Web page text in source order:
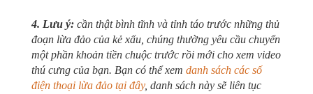
4. Lưu ý: cần thật bình tĩnh và tỉnh táo trước những thủ
đoạn lừa đảo của kẻ xấu, chúng thường yêu cầu chuyển
một phần khoản tiền chuộc trước rồi mới cho xem video
thú cưng của bạn. Bạn có thể xem danh sách các số
điện thoại lừa đảo tại đây, danh sách này sẽ liên tục